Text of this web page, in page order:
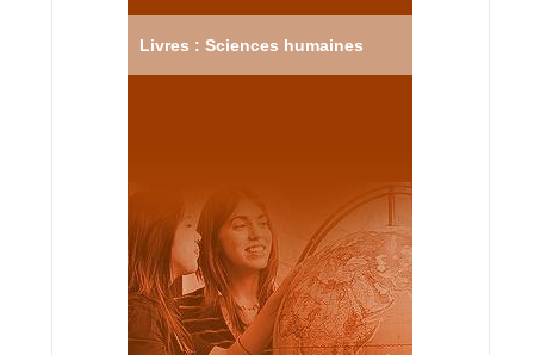
Livres : Sciences humaines